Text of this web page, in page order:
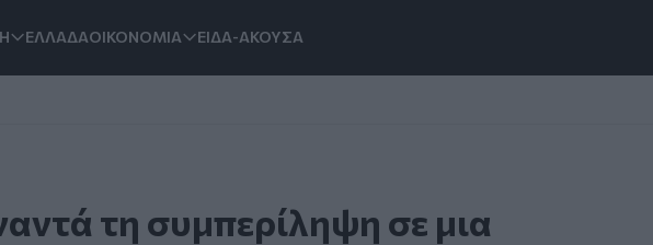
ΕΛΛΑΔΑΟΙΚΟΝΟΜΙΑ ΕΙΔΑ-ΑΚΟΥΣΑ
τη συμπερίληψη σε μια